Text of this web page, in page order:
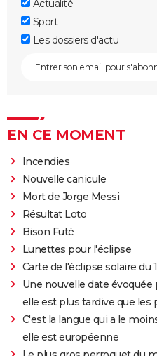
Actualité
Sport
Les dossiers d'actu
EN CE MOMENT
Incendies
Nouvelle canicule
Mort de Jorge Messi
Résultat Loto
Bison Futé
Lunettes pour l'éclipse
Carte de l'éclipse solaire du
Une nouvelle date évoquée
elle est plus tardive que les
C'est la langue qui a le
elle est européenne